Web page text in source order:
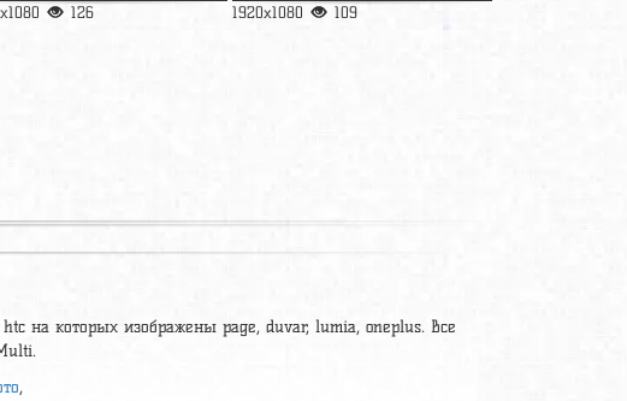
126 1920x1080 109
на которых изображены page, duvar, lumia, oneplus. Все
,